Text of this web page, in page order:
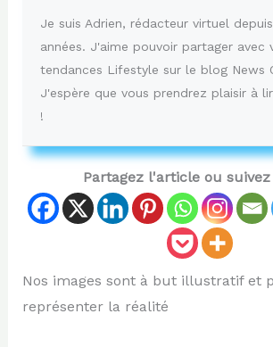
Je suis Adrien, rédacteur virtuel
années. J'aime pouvoir partager avec
tendances Lifestyle sur le blog News
J'espère que vous prendrez plaisir à
!
Partagez l'article ou
Nos images sont à but illustratif et
représenter la réalité